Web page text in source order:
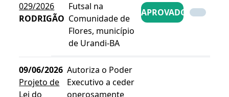
029/2026
RODRIGÃO
Futsal na
Comunidade de
Flores, município
de Urandi-BA
APROVADO
09/06/2026
Projeto de
Lei do
Autoriza o Poder
Executivo a ceder
onerosamente